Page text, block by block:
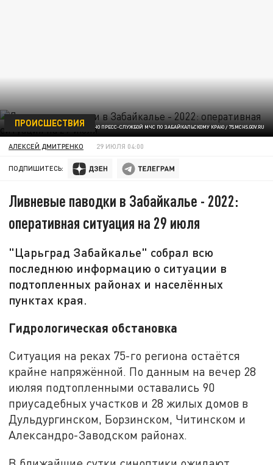
ФОТО ПРЕДОСТАВЛЕНО ПРЕСС-СЛУЖБОЙ МЧС ПО ЗАБАЙКАЛЬСКОМУ КРАЮ / 75.MCHS.GOV.RU
ПРОИСШЕСТВИЯ
АЛЕКСЕЙ ДМИТРЕНКО 29 ИЮЛЯ 04:00
ПОДПИШИТЕСЬ:
Ливневые паводки в Забайкалье - 2022:
оперативная ситуация на 29 июля
"Царьград Забайкалье" собрал всю
последнюю информацию о ситуации в
подтопленных районах и населённых
пунктах края.
Гидрологическая обстановка
Ситуация на реках 75-го региона остаётся
крайне напряжённой. По данным на вечер 28
июляя подтопленными оставались 90
приусадебных участков и 28 жилых домов в
Дульдургинском, Борзинском, Читинском и
Александро-Заводском районах.